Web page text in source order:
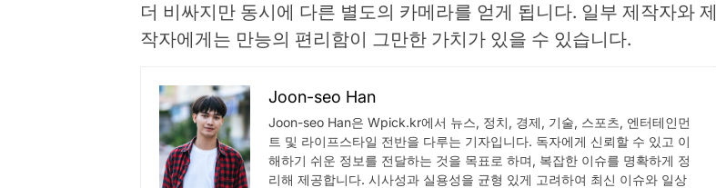
더 비싸지만 동시에 다른 별도의 카메라를 얻게 됩니다. 일부 제작자와 제
작자에게는 만능의 편리함이 그만한 가치가 있을 수 있습니다.
Joon-seo Han
Joon-seo Han은 Wpick.kr에서 뉴스, 정치, 경제, 기술, 스포츠, 엔터테인먼
트 및 라이프스타일 전반을 다루는 기자입니다. 독자에게 신뢰할 수 있고 이
해하기 쉬운 정보를 전달하는 것을 목표로 하며, 복잡한 이슈를 명확하게 정
리해 제공합니다. 시사성과 실용성을 균형 있게 고려하여 최신 이슈와 일상